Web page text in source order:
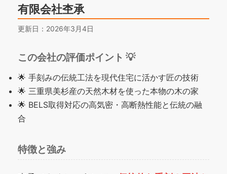
有限会社杢承
更新日： 2026年3月4日
この会社の評価ポイント 💡
🌟 手刻みの伝統工法を現代住宅に活かす匠の技術
🌟 三重県美杉産の天然木材を使った本物の木の家
🌟 BELS取得対応の高気密・高断熱性能と伝統の融
合
特徴と強み